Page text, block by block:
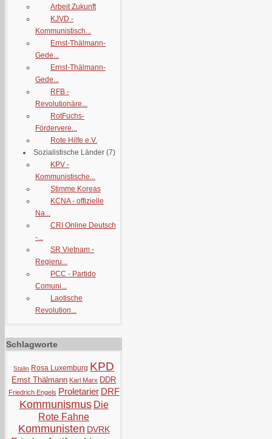
Arbeit Zukunft
KJVD -
Kommunistisch...
Ernst-Thälmann-
Gede...
Ernst-Thälmann-
Gede...
RFB -
Revolutionäre...
RotFuchs-
Fördervere...
Rote Hilfe e.V.
Sozialistische Länder (7)
KPV -
Kommunistische...
Stimme Koreas
KCNA - offizielle
Na...
CRI Online Deutsch
-...
SR Vietnam -
Regieru...
PCC - Partido
Comuni...
Laotische
Revolution...
Schlagworte
Stalin Rosa Luxemburg KPD
Ernst Thälmann Karl Marx DDR
Friedrich Engels Proletarier DRF
Kommunismus Die
Rote Fahne
Kommunisten DVRK